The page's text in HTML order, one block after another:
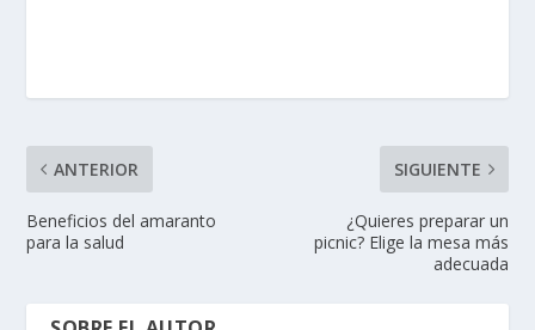
ANTERIOR
Beneficios del amaranto
para la salud
SIGUIENTE
¿Quieres preparar un
picnic? Elige la mesa más
adecuada